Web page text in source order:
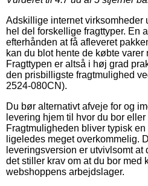
Adskillige internet virksomheder
hel del forskellige fragttyper. En
efterhånden at få afleveret
kan du blot hente de købte varer
Fragttypen er altså i høj grad
den prisbilligste fragtmulighed
2524-080CN).
Du bør alternativt afveje for og
levering hjem til hvor du bor
Fragtmuligheden bliver typisk
ligeledes meget overkommelig.
leveringsversion er utvivlsomt at
det stiller krav om at du bor med
webshoppens arbejdslager.